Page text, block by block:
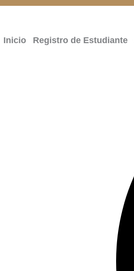
Ir
Inicio Registro de Estudiante